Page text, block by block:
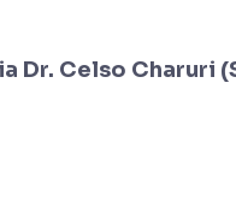
Dr. Celso Charuri